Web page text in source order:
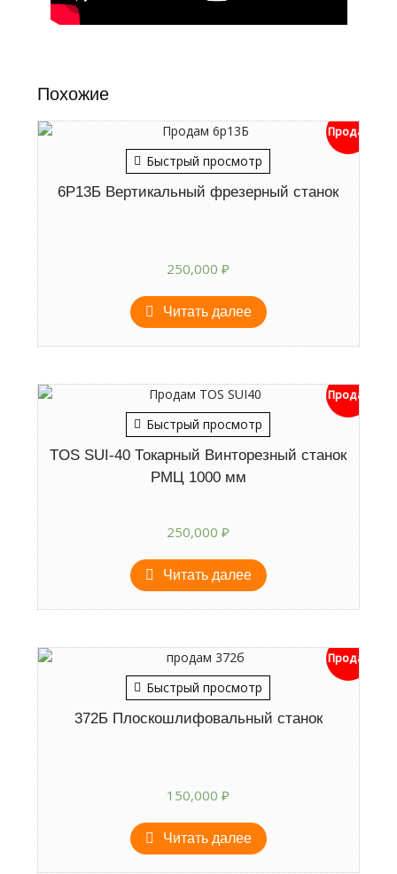
Похожие
Быстрый просмотр
Продан
6Р13Б Вертикальный фрезерный станок
250,000₽
Читать далее
Быстрый просмотр
Продан
TOS SUI-40 Токарный Винторезный станок
РМЦ 1000 мм
250,000₽
Читать далее
Быстрый просмотр
Продан
372Б Плоскошлифовальный станок
150,000₽
Читать далее